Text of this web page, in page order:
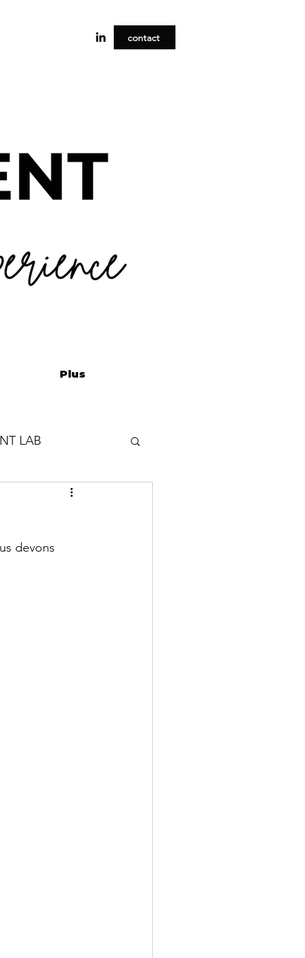
contact
Plus
LAB
devons